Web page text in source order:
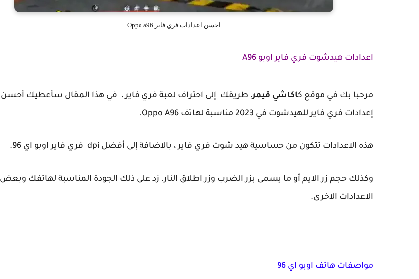
احسن اعدادات فري فاير Oppo a96
اعدادات هيدشوت فري فاير اوبو A96
مرحبا بك في موقع كاكاشي قيمر، طريقك إلى احتراف لعبة فري فاير ، في هذا المقال سأعطيك أحسن
إعدادات فري فاير للهيدشوت في 2023 مناسبة لهاتف Oppo A96.
هذه الاعدادات تتكون من حساسية هيد شوت فري فاير ، بالاضافة إلى أفضل dpi فري فاير اوبو اي 96.
وكذلك حجم زر الايم أو ما يسمى بزر الضرب وزر اطلاق النار. زد على ذلك الجودة المناسبة لهاتفك وبعض
الاعدادات الاخرى.
مواصفات هاتف اوبو اي 96